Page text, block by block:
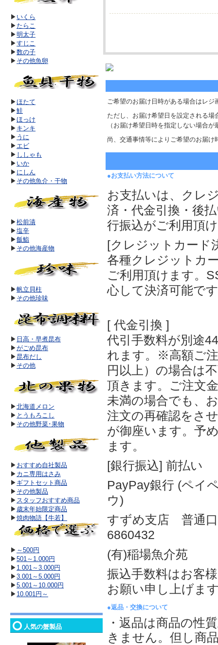
▶ いくら
▶ たらこ
▶明太子
▶すじこ
▶数の子
▶ その他魚卵
▶ほたて
▶鮭
▶ほっけ
▶ キンキ
▶ うに
▶ エビ
▶ ししゃも
▶ いか
▶ にしん
▶ その他魚介・干物
▶松前漬
▶塩辛
▶飯鮨
▶ その他海産物
▶帆立貝柱
▶ その他珍味
▶ 日高・早煮昆布
▶がごめ昆布
▶ 昆布だし
▶ その他
▶北海道メロン
▶ とうもろこし
▶ その他野菜･果物
▶ おすすめ自社製品
▶ カニ専用はさみ
▶ ギフトセット商品
▶ その他製品
▶ スタッフおすすめ商品
▶ 歳末年始限定商品
▶焼肉物語【牛若】
▶ ～500円
▶501～1.000円
▶ 1.001～3.000円
▶3.001～5.000円
▶5.001～10.000円
▶ 10.001円～
人気の蟹製品
ご希望のお届け日時がある場合はレ
ただし、お届け希望日を設定される
（お届け希望日時を指定しない場合
尚、交通事情等によりご希望のお届
●お支払い方法について
お支払いは、クレ
済・代金引換・後
行振込がご利用頂
[クレジットカード
各種クレジットカ
ご利用頂けます。
心して決済可能で
[ 代金引換 ]
代引手数料が別途
れます。※高額ご
円以上）の場合は
頂きます。ご注文
未満の場合でも、
注文の再確認をさ
が御座います。予
ます。
[銀行振込] 前払い
PayPay銀行 (ペイ
ウ)
すずめ支店 普通
6860432
(有)稲場魚介苑
振込手数料はお客
お願い申し上げま
●返品・交換について
・返品は商品の性
きません。但し商